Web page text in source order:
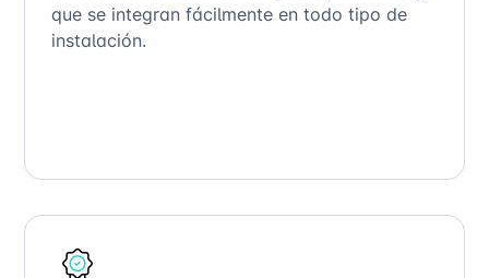
que se integran fácilmente en todo tipo de
instalación.